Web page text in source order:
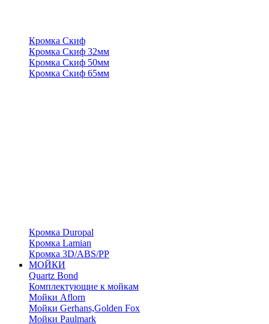
Кромка Скиф
Кромка Скиф 32мм
Кромка Скиф 50мм
Кромка Скиф 65мм
Кромка Duropal
Кромка Lamian
Кромка 3D/ABS/PP
МОЙКИ
Quartz Bond
Комплектующие к мойкам
Мойки Aflorn
Мойки Gerhans,Golden Fox
Мойки Paulmark